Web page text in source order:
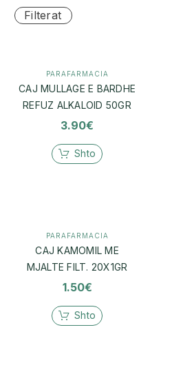
Filterat
PARAFARMACIA
CAJ MULLAGE E BARDHE
REFUZ ALKALOID 50GR
3.90€
Shto
PARAFARMACIA
CAJ KAMOMIL ME
MJALTE FILT. 20X1GR
1.50€
Shto